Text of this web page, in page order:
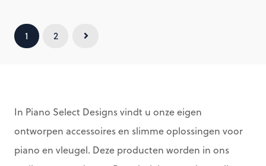
1 2
In Piano Select Designs vindt u onze eigen
ontworpen accessoires en slimme oplossingen voor
piano en vleugel. Deze producten worden in ons